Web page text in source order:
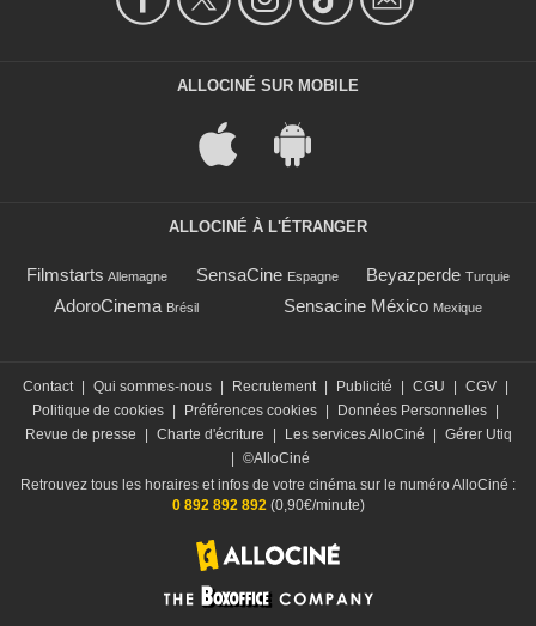
ALLOCINÉ SUR MOBILE
ALLOCINÉ À L'ÉTRANGER
Filmstarts Allemagne SensaCine Espagne Beyazperde Turquie
AdoroCinema Brésil Sensacine México Mexique
Contact Qui sommes-nous Recrutement Publicité CGU CGV
Politique de cookies
Préférences cookies Données Personnelles
Revue de presse
Charte d'écriture Les services AlloCiné
Gérer Utiq
©AlloCiné
Retrouvez tous les horaires et infos de votre cinéma sur le numéro AlloCiné :
0 892 892 892(0,90€/minute)